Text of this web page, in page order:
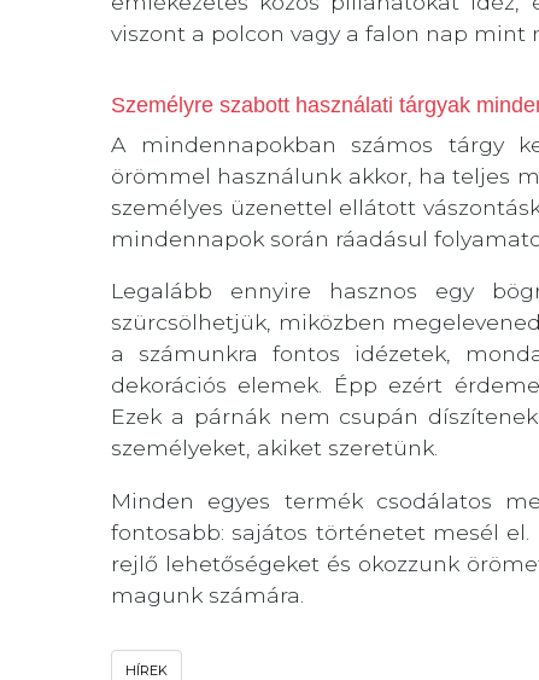
viszont a polcon vagy a falon nap mint
Személyre szabott használati tárgyak
A mindennapokban számos tárgy
örömmel használunk akkor, ha teljes
személyes üzenettel ellátott
mindennapok során ráadásul
Legalább ennyire hasznos egy
szürcsölhetjük, miközben
a számunkra fontos idézetek,
dekorációs elemek. Épp ezért
Ezek a párnák nem csupán
személyeket, akiket szeretünk.
Minden egyes termék csodálatos
fontosabb: sajátos történetet mesél
rejlő lehetőségeket és okozzunk
magunk számára.
HÍREK